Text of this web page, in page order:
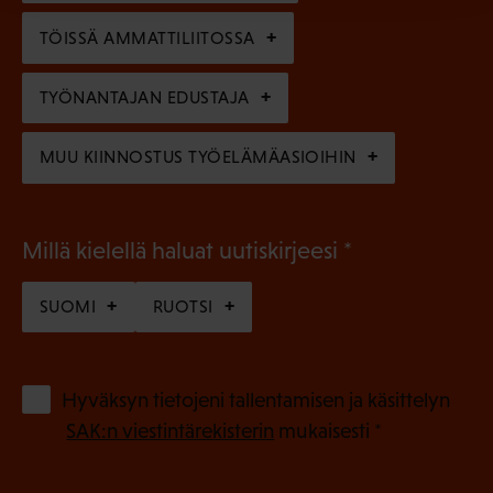
)
n
e
n
)
TÖISSÄ AMMATTILIITOSSA
TYÖNANTAJAN EDUSTAJA
MUU KIINNOSTUS TYÖELÄMÄASIOIHIN
Millä kielellä haluat uutiskirjeesi
o
l
SUOMI RUOTSI
Hyväksyn tietojeni tallentamisen ja käsittelyn
SAK:n viestintärekisterin mukaisesti *